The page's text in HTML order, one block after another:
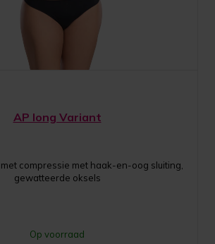
AP long Variant
compressie met haak-en-oog sluiting,
gewatteerde oksels
Op voorraad